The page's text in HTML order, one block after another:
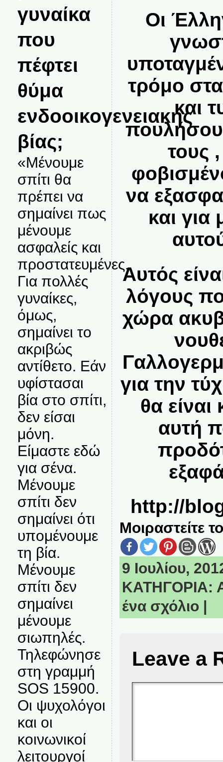
γυναίκα
που
πέφτει
θύμα
ενδοοικογενειακής
βίας;
«Μένουμε
σπίτι θα
πρέπει να
σημαίνει πως
μένουμε
ασφαλείς και
προστατευμένες.
Για πολλές
γυναίκες,
όμως,
σημαίνει το
ακριβώς
αντίθετο. Εάν
υφίστασαι
βία στο σπίτι,
δεν είσαι
μόνη.
Είμαστε εδώ
για σένα.
Μένουμε
σπίτι δεν
σημαίνει ότι
υπομένουμε
τη βία.
Μένουμε
σπίτι δεν
σημαίνει
μένουμε
σιωπηλές.
Τηλεφώνησε
στη γραμμή
SOS 15900.
Οι ψυχολόγοι
και οι
κοινωνικοί
λειτουργοί
Οι
τρόμο
και
τους
να
και για
Αυτός
λόγους
χώρα
για την
θα
αυτή
http://
Μοιραστείτε
9 Ιουλίου,
ΚΑΤΗΓΟΡΙΑ:
ένα σχόλιο |
Leave a